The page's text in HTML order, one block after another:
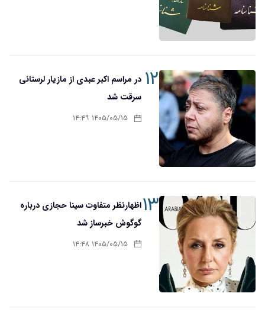
۱۲ در مراسم اکبر عبدی از مازیار لرستانی
سرقت شد
۱۴۰۵/۰۵/۱۵ ۱۴:۴۹
۱۳اظهارنظر متفاوت سینا حجازی درباره
گوگوش خبرساز شد
۱۴۰۵/۰۵/۱۵ ۱۴:۴۸